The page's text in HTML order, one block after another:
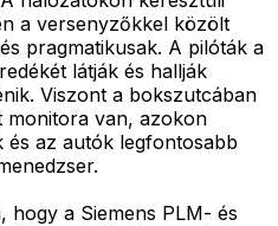
a versenyzőkkel közölt
pragmatikusak. A pilóták a
látják és hallják
Viszont a bokszutcában
monitora van, azokon
és az autók legfontosabb
hogy a Siemens PLM- és